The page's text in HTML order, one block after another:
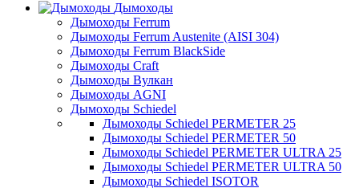
Дымоходы
Дымоходы Ferrum
Дымоходы Ferrum Austenite (AISI 304)
Дымоходы Ferrum BlackSide
Дымоходы Craft
Дымоходы Вулкан
Дымоходы AGNI
Дымоходы Schiedel
Дымоходы Schiedel PERMETER 25
Дымоходы Schiedel PERMETER 50
Дымоходы Schiedel PERMETER ULTRA 25
Дымоходы Schiedel PERMETER ULTRA 50
Дымоходы Schiedel ISOTOR